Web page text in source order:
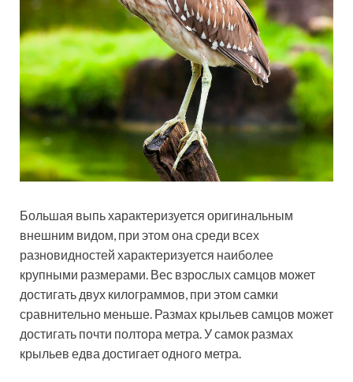
Большая выпь характеризуется оригинальным
внешним видом, при этом она среди всех
разновидностей характеризуется наиболее
крупными размерами. Вес взрослых самцов может
достигать двух килограммов, при этом самки
сравнительно меньше. Размах крыльев самцов может
достигать почти полтора метра. У самок размах
крыльев едва достигает одного метра.